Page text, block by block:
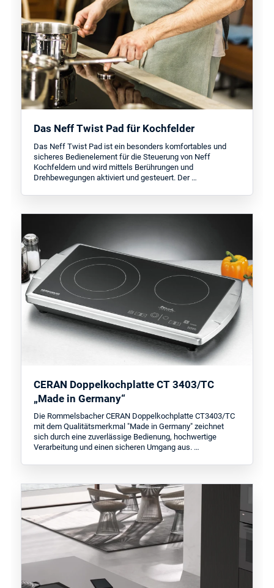
Das Neff Twist Pad für Kochfelder
Das Neff Twist Pad ist ein besonders komfortables und
sicheres Bedienelement für die Steuerung von Neff
Kochfeldern und wird mittels Berührungen und
Drehbewegungen aktiviert und gesteuert. Der …
CERAN Doppelkochplatte CT 3403/TC
„Made in Germany“
Die Rommelsbacher CERAN Doppelkochplatte CT3403/TC
mit dem Qualitätsmerkmal "Made in Germany" zeichnet
sich durch eine zuverlässige Bedienung, hochwertige
Verarbeitung und einen sicheren Umgang aus. …